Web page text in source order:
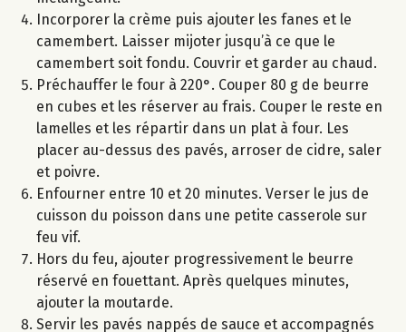
Incorporer la crème puis ajouter les fanes et le
camembert. Laisser mijoter jusqu’à ce que le
camembert soit fondu. Couvrir et garder au chaud.
Préchauffer le four à 220°. Couper 80 g de beurre
en cubes et les réserver au frais. Couper le reste en
lamelles et les répartir dans un plat à four. Les
placer au-dessus des pavés, arroser de cidre, saler
et poivre.
Enfourner entre 10 et 20 minutes. Verser le jus de
cuisson du poisson dans une petite casserole sur
feu vif.
Hors du feu, ajouter progressivement le beurre
réservé en fouettant. Après quelques minutes,
ajouter la moutarde.
Servir les pavés nappés de sauce et accompagnés